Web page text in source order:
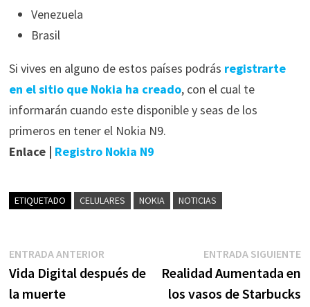
Venezuela
Brasil
Si vives en alguno de estos países podrás registrarte
en el sitio que Nokia ha creado, con el cual te
informarán cuando este disponible y seas de los
primeros en tener el Nokia N9.
Enlace | Registro Nokia N9
ETIQUETADO CELULARES NOKIA NOTICIAS
Navegación
de
ENTRADA ANTERIOREntrada
anterior:
Vida Digital después de
la muerte
ENTRADA SIGUIENTE
Realidad Aumentada en
los vasos de Starbucks